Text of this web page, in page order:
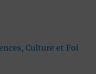
Culture et Foi